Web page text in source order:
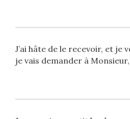
J’ai hâte de le recevoir, et je
je vais demander à